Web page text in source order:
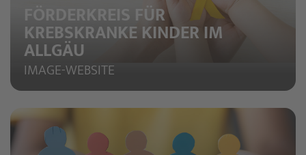
FÖRDERKREIS FÜR
KREBSKRANKE KINDER IM
ALLGÄU
IMAGE-WEBSITE